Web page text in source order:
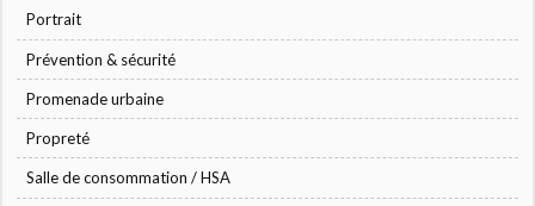
Portrait
Prévention & sécurité
Promenade urbaine
Propreté
Salle de consommation / HSA